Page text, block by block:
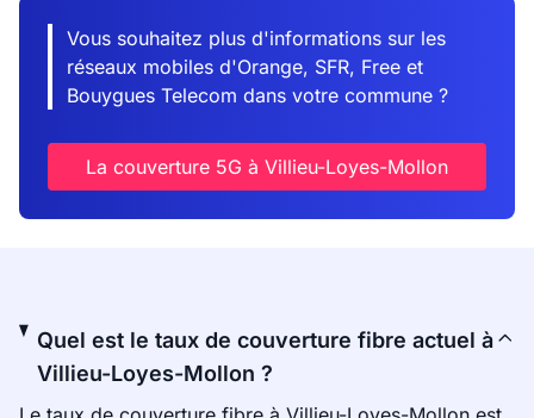
Vous souhaitez plus d'informations sur les
réseaux mobiles d'Orange, SFR, Free et
Bouygues Telecom dans votre commune ?
La couverture 5G à Villieu-Loyes-Mollon
Quel est le taux de couverture fibre actuel à
Villieu-Loyes-Mollon ?